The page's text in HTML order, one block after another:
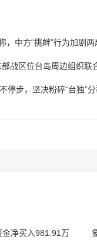
中方“挑衅”行为加剧
区位台岛周边组织联
步，坚决粉碎“台独”分
净买入981.91万